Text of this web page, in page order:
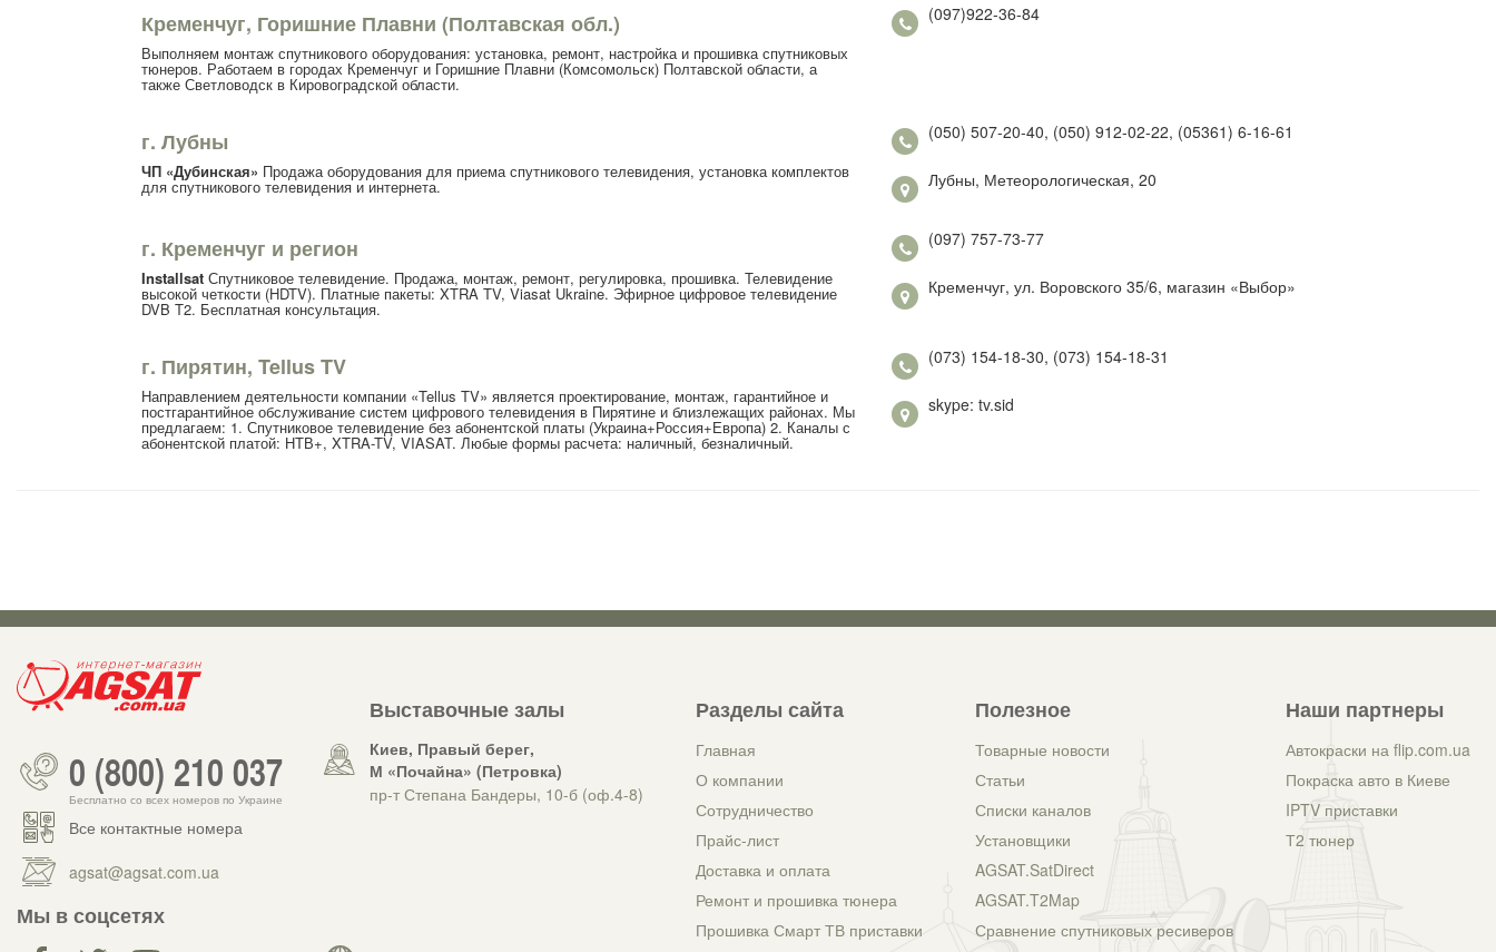
Кременчуг, Горишние Плавни (Полтавская обл.)
Выполняем монтаж спутникового оборудования: установка, ремонт, настройка и прошивка спутниковых
тюнеров. Работаем в городах Кременчуг и Горишние Плавни (Комсомольск) Полтавской области, а
также Светловодск в Кировоградской области.
(097)922-36-84
г. Лубны
ЧП «Дубинская» Продажа оборудования для приема спутникового телевидения, установка комплектов
для спутникового телевидения и интернета.
(050) 507-20-40, (050) 912-02-22, (05361) 6-16-61
Лубны, Метеорологическая, 20
г. Кременчуг и регион
Installsat Спутниковое телевидение. Продажа, монтаж, ремонт, регулировка, прошивка. Телевидение
высокой четкости (HDTV). Платные пакеты: XTRA TV, Viasat Ukraine. Эфирное цифровое телевидение
DVB T2. Бесплатная консультация.
(097) 757-73-77
Кременчуг, ул. Воровского 35/6, магазин «Выбор»
г. Пирятин, Tellus TV
Направлением деятельности компании «Tellus TV» является проектирование, монтаж, гарантийное и
постгарантийное обслуживание систем цифрового телевидения в Пирятине и близлежащих районах. Мы
предлагаем: 1. Спутниковое телевидение без абонентской платы (Украина+Россия+Европа) 2. Каналы с
абонентской платой: НТВ+, XTRA-TV, VIASAT. Любые формы расчета: наличный, безналичный.
(073) 154-18-30, (073) 154-18-31
skype: tv.sid
0 (800) 210 037
Бесплатно со всех номеров по Украине
Все контактные номера
agsat@agsat.com.ua
Мы в соцсетях
Выставочные залы
Киев, Правый берег,
М «Почайна» (Петровка)
пр-т Степана Бандеры, 10-б (оф.4-8)
Разделы сайта
Главная
О компании
Сотрудничество
Прайс-лист
Доставка и оплата
Ремонт и прошивка тюнера
Прошивка Смарт ТВ приставки
Полезное
Товарные новости
Статьи
Списки каналов
Установщики
AGSAT.SatDirect
AGSAT.T2Map
Сравнение спутниковых ресиверов
Наши партнеры
Автокраски на flip.com.ua
Покраска авто в Киеве
IPTV приставки
Т2 тюнер